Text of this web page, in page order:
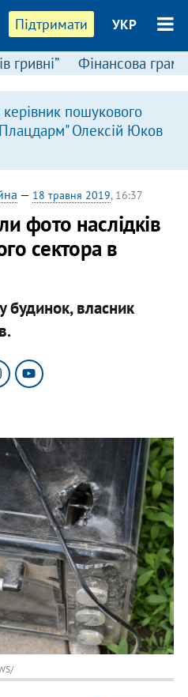
Підтримати УКР
гривні” Фінансова
керівник пошукового
Олексій Юков
— 18 травня 2019, 16:37
фото наслідків
сектора в
будинок, власник